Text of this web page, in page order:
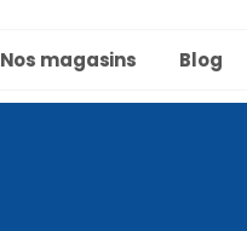
Nos magasins Blog